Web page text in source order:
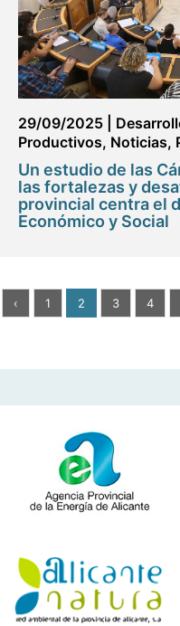
29/09/2025
Productivos, Noticias,
Un estudio de las
las fortalezas y
provincial centra el
Económico y Social
‹ 1 2 3 4